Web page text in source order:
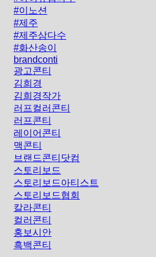
#이노션
#제주
#제주삼다수
#화산송이
brandconti
광고콘티
김희경
김희경작가
러프컬러콘티
러프콘티
레이어콘티
맥콘티
브랜드콘티닷컴
스토리보드
스토리보드아티스트
스토리보드협회
칼라콘티
컬러콘티
홍보시안
흑백콘티